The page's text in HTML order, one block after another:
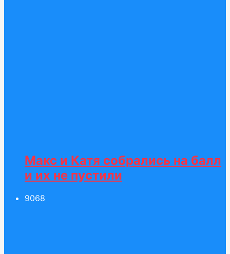
Макс и Катя собрались на балл
и их не пустили
9068